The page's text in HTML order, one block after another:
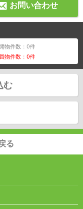
お問い合わせ
物件数：0件
物件数：0件
む
る